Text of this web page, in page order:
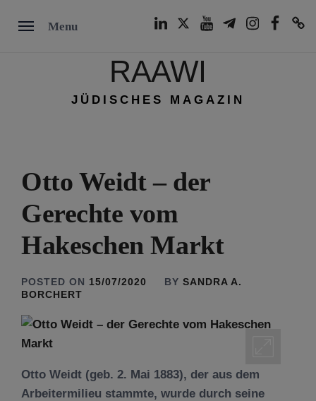
Menu
RAAWI
JÜDISCHES MAGAZIN
Otto Weidt – der
Gerechte vom
Hakeschen Markt
POSTED ON 15/07/2020 BY SANDRA A.
BORCHERT
Otto Weidt (geb. 2. Mai 1883), der aus dem
Arbeitermilieu stammte, wurde durch seine